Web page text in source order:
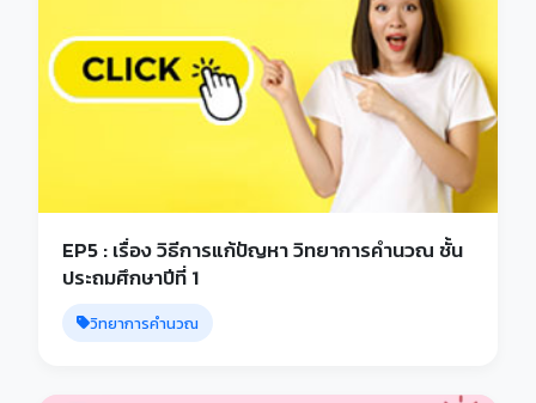
EP5 : เรื่อง วิธีการแก้ปัญหา วิทยาการคำนวณ ชั้น
ประถมศึกษาปีที่ 1
วิทยาการคำนวณ